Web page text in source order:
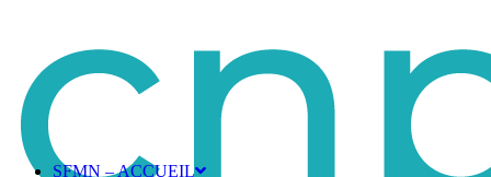
SFMN – ACCUEIL